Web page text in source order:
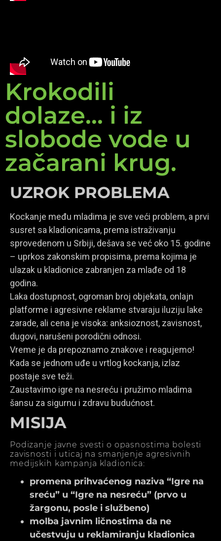
Krokodili
dolaze... i iz
slobode vode u
začarani krug.
UZROK PROBLEMA
Kockanje među mladima je sve veći problem, a prvi
susret sa kladionicama, prema istraživanju
sprovedenom u Srbiji, dešava se već oko 15. godine
– uprkos zakonskim propisima, prema kojima je
ulazak u kladionice zabranjen za mlađe od 18
godina.
Laka dostupnost, ogroman broj objekata, onlajn
platforme i agresivne reklame stvaraju iluziju lake
zarade, ali cena je visoka: anksioznost, zavisnost,
dugovi, narušeni porodični odnosi.
Vreme je da prepoznamo znakove i reagujemo!
Kada se jednom uđe u vrtlog kockanja, izlaz
postaje sve teži.
Zaustavimo igre na nesreću i pružimo mladima
šansu za sigurnu i zdravu budućnost.
MISIJA
Podizanje javne svesti o opasnostima bolesti
zavisnosti i uticaj na smanjenje agresivnih
medijskih kampanja kladionica:
promena prihvaćenog naziva “Igre na
sreću” u “Igre na nesreću” (prvo u
žargonu, posle i službeno)
molba javnim ličnostima da ne
učestvuju u reklamiranju kladionica